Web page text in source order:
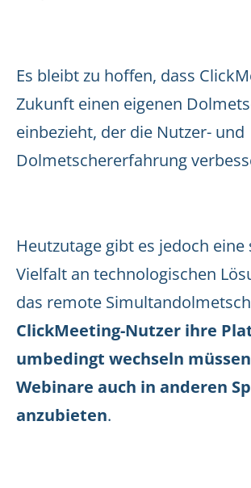
Es bleibt zu hoffen, dass
Zukunft einen eigenen
einbezieht, der die Nutzer- und
Dolmetschererfahrung
Heutzutage gibt es jedoch eine
Vielfalt an technologischen
das remote
ClickMeeting-Nutzer ihre
umbedingt wechseln
Webinare auch in anderen
anzubieten.